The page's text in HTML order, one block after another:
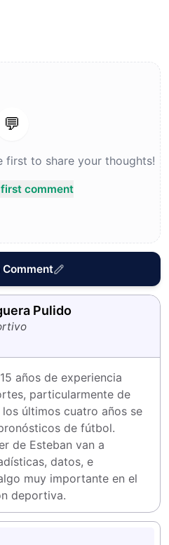
💬
first to share your thoughts!
comment
Comment
Pulido
años de experiencia
particularmente de
últimos cuatro años se
de fútbol.
de Esteban van a
datos, e
muy importante en el
deportiva.